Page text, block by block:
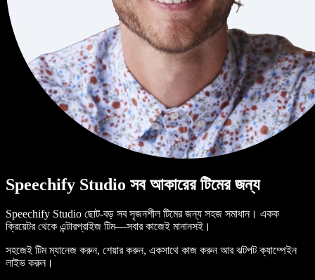
Speechify Studio সব আকারের টিমের জন্য
Speechify Studio ছোট-বড় সব সৃজনশীল টিমের জন্য সহজ সমাধান। একক
ক্রিয়েটর থেকে এন্টারপ্রাইজ টিম—সবার কাজেই মানানসই।
সহজেই টিম ম্যানেজ করুন, শেয়ার করুন, একসাথে কাজ করুন আর ঝটপট ক্যাম্পেইন
লাইভ করুন।